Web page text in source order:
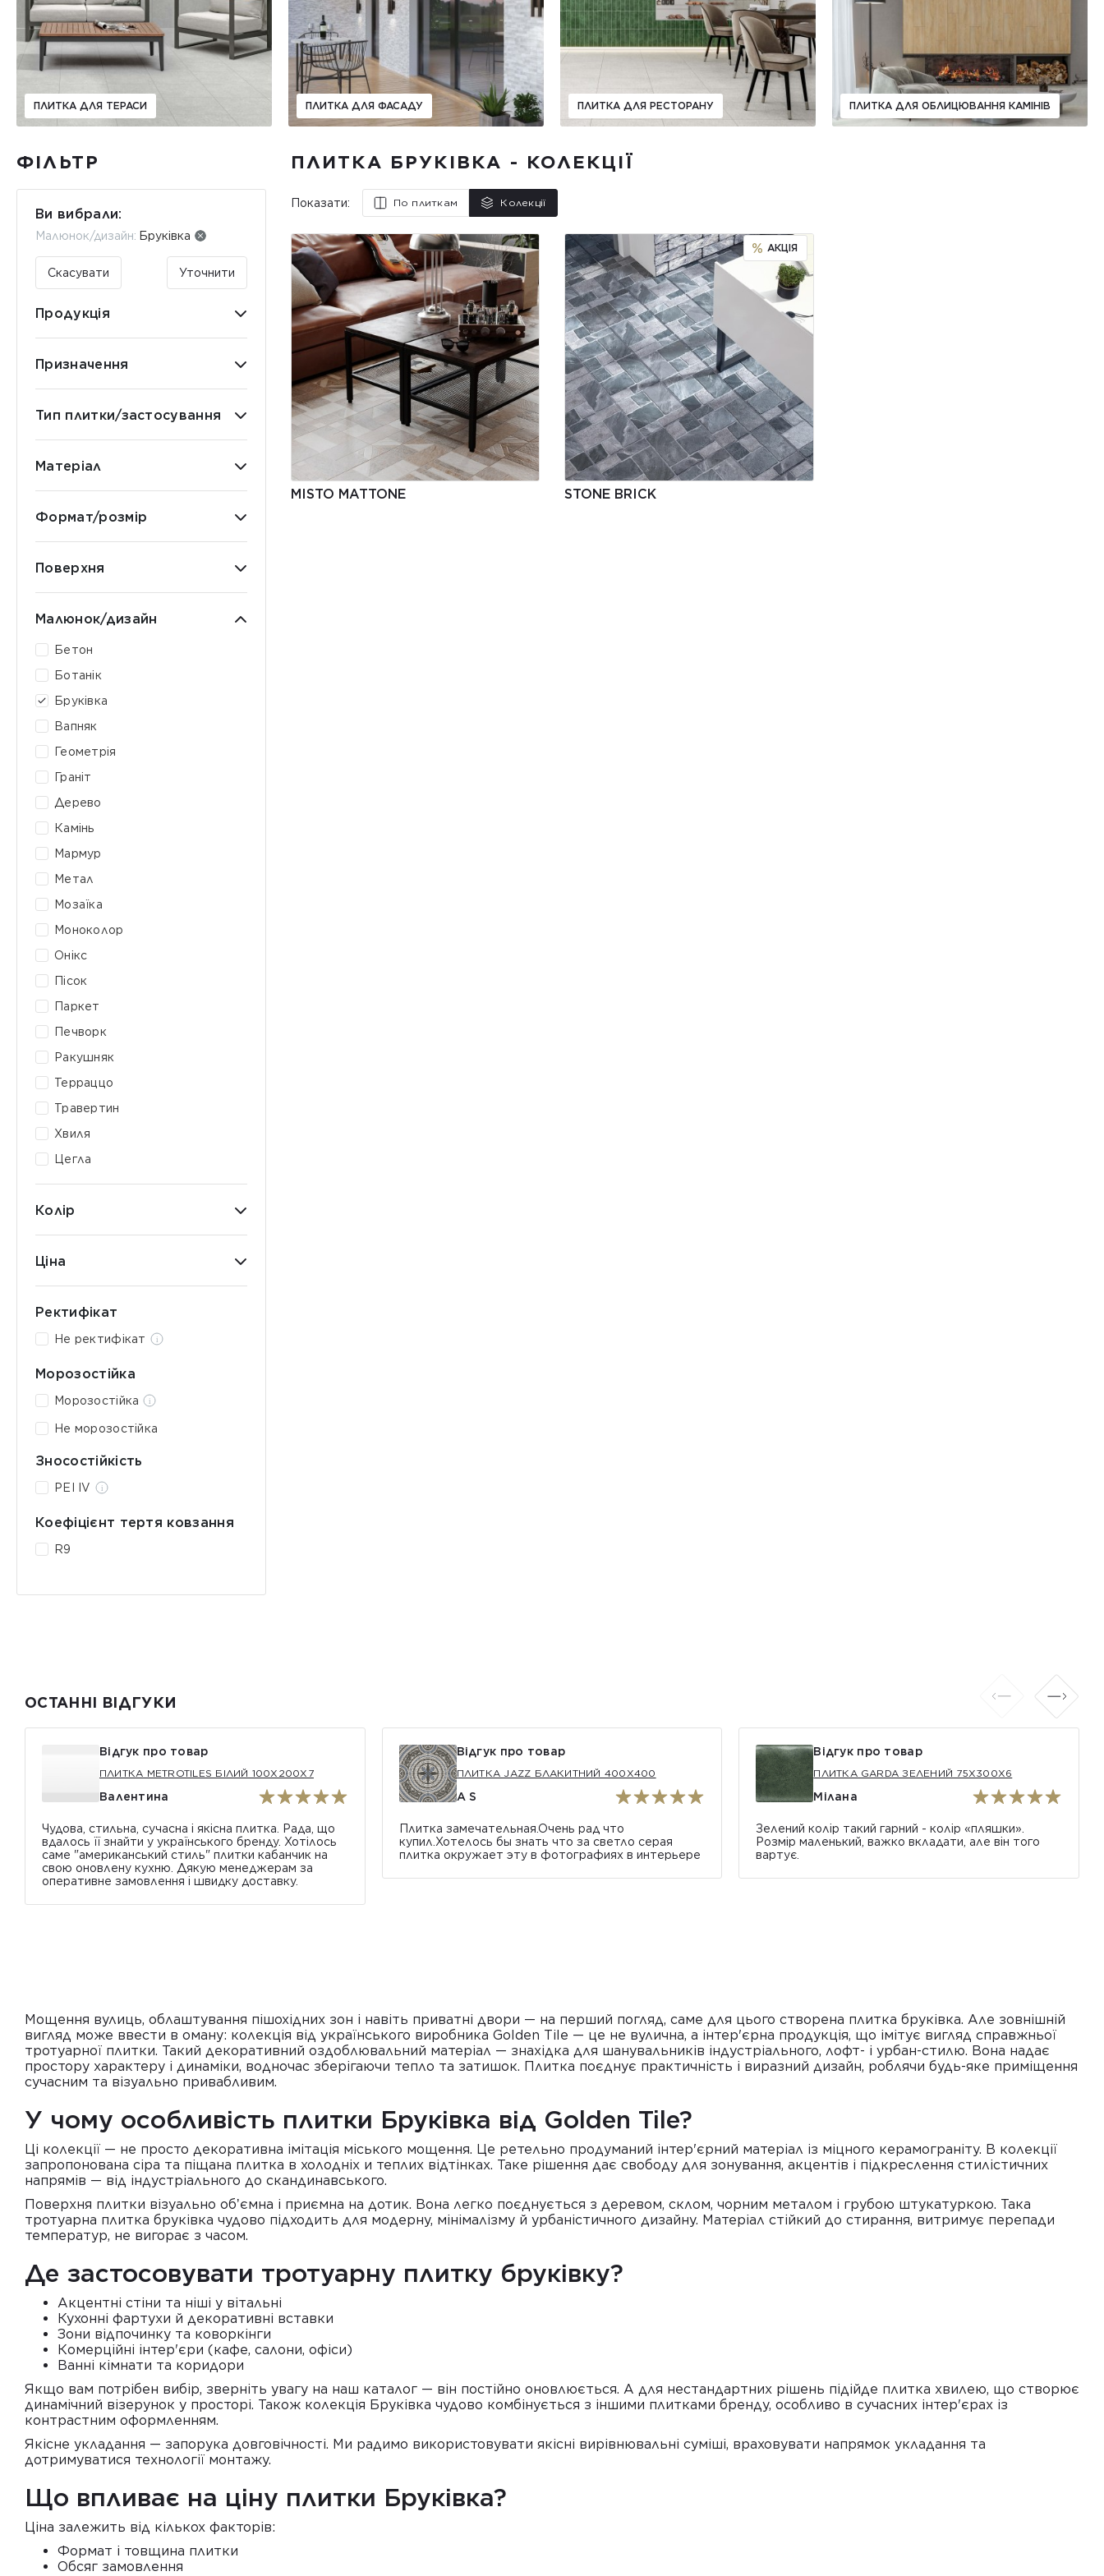
ПЛИТКА ДЛЯ ТЕРАСИ ПЛИТКА ДЛЯ ФАСАДУ ПЛИТКА ДЛЯ РЕСТОРАНУ ПЛИТКА ДЛЯ ОБЛИЦЮВАННЯ КАМІНІВ
ФІЛЬТР
Ви вибрали:
Малюнок/дизайн: Бруківка
Скасувати Уточнити
Продукція
Призначення
Тип плитки/застосування
Матеріал
Формат/розмір
Поверхня
Малюнок/дизайн
Бетон
Ботанік
Бруківка
Вапняк
Геометрія
Граніт
Дерево
Камінь
Мармур
Метал
Мозаїка
Моноколор
Онікс
Пісок
Паркет
Печворк
Ракушняк
Терраццо
Травертин
Хвиля
Цегла
Колір
Ціна
Ректифікат
Не ректифікат
Морозостійка
Морозостійка
Не морозостійка
Зносостійкість
PEI IV
Коефіцієнт тертя ковзання
R9
ПЛИТКА БРУКІВКА - КОЛЕКЦІЇ
Показати: По плиткам Колекції
MISTO MATTONE
АКЦІЯ
STONE BRICK
ОСТАННІ ВІДГУКИ
Відгук про товар
ПЛИТКА METROTILES БІЛИЙ 100X200X7
Валентина
Чудова, стильна, сучасна і якісна плитка. Рада, що
вдалось її знайти у українського бренду. Хотілось
саме "американський стиль" плитки кабанчик на
свою оновлену кухню. Дякую менеджерам за
оперативне замовлення і швидку доставку.
Відгук про товар
ПЛИТКА JAZZ БЛАКИТНИЙ 400Х400
A S
Плитка замечательная.Очень рад что
купил.Хотелось бы знать что за светло серая
плитка окружает эту в фотографиях в интерьере
Відгук про товар
ПЛИТКА GARDA ЗЕЛЕНИЙ 75X300X6
Мілана
Зелений колір такий гарний - колір «пляшки».
Розмір маленький, важко вкладати, але він того
вартує.
Мощення вулиць, облаштування пішохідних зон і навіть приватні двори — на перший погляд, саме для цього створена плитка бруківка. Але зовнішній
вигляд може ввести в оману: колекція від українського виробника Golden Tile — це не вулична, а інтер'єрна продукція, що імітує вигляд справжньої
тротуарної плитки. Такий декоративний оздоблювальний матеріал — знахідка для шанувальників індустріального, лофт- і урбан-стилю. Вона надає
простору характеру і динаміки, водночас зберігаючи тепло та затишок. Плитка поєднує практичність і виразний дизайн, роблячи будь-яке приміщення
сучасним та візуально привабливим.
У чому особливість плитки Бруківка від Golden Tile?
Ці колекції — не просто декоративна імітація міського мощення. Це ретельно продуманий інтер'єрний матеріал із міцного керамограніту. В колекції
запропонована сіра та піщана плитка в холодніх и теплих відтінках. Таке рішення дає свободу для зонування, акцентів і підкреслення стилістичних
напрямів — від індустріального до скандинавського.
Поверхня плитки візуально обʼємна і приємна на дотик. Вона легко поєднується з деревом, склом, чорним металом і грубою штукатуркою. Така
тротуарна плитка бруківка чудово підходить для модерну, мінімалізму й урбаністичного дизайну. Матеріал стійкий до стирання, витримує перепади
температур, не вигорає з часом.
Де застосовувати тротуарну плитку бруківку?
Акцентні стіни та ніші у вітальні
Кухонні фартухи й декоративні вставки
Зони відпочинку та коворкінги
Комерційні інтер'єри (кафе, салони, офіси)
Ванні кімнати та коридори
Якщо вам потрібен вибір, зверніть увагу на наш каталог — він постійно оновлюється. А для нестандартних рішень підійде плитка хвилею, що створює
динамічний візерунок у просторі. Також колекція Бруківка чудово комбінується з іншими плитками бренду, особливо в сучасних інтер'єрах із
контрастним оформленням.
Якісне укладання — запорука довговічності. Ми радимо використовувати якісні вирівнювальні суміші, враховувати напрямок укладання та
дотримуватися технології монтажу.
Що впливає на ціну плитки Бруківка?
Ціна залежить від кількох факторів:
Формат і товщина плитки
Обсяг замовлення